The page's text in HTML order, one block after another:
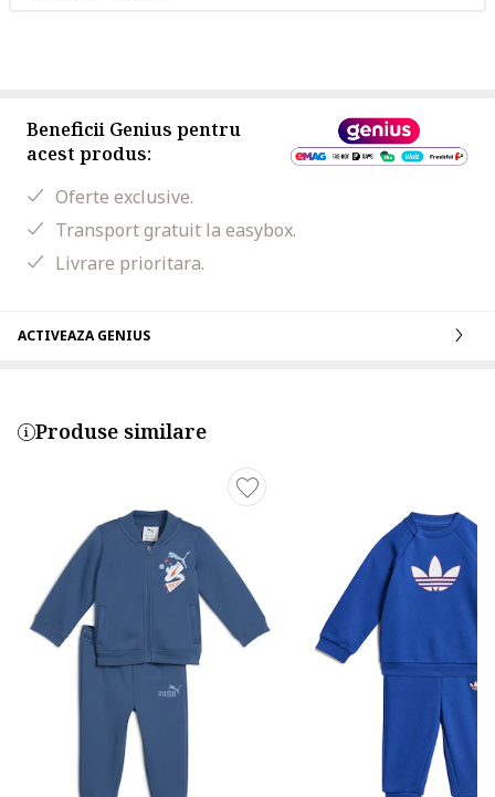
Beneficii Genius pentru
acest produs:
Oferte exclusive.
Transport gratuit la easybox.
Livrare prioritara.
ACTIVEAZA GENIUS
Produse similare